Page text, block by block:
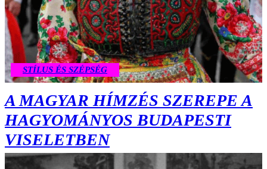
STÍLUS ÉS SZÉPSÉG
A MAGYAR HÍMZÉS SZEREPE A
HAGYOMÁNYOS BUDAPESTI
VISELETBEN